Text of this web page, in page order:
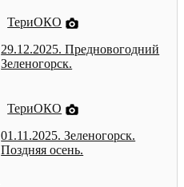
ТериОКО
29.12.2025. Предновогодний
Зеленогорск.
ТериОКО
01.11.2025. Зеленогорск.
Поздняя осень.